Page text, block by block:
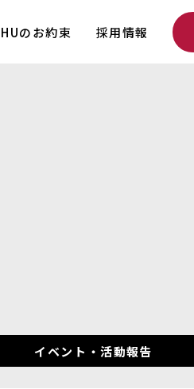
のお約束 採用情報
イベント・活動報告